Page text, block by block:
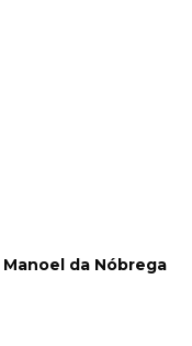
da Nóbrega